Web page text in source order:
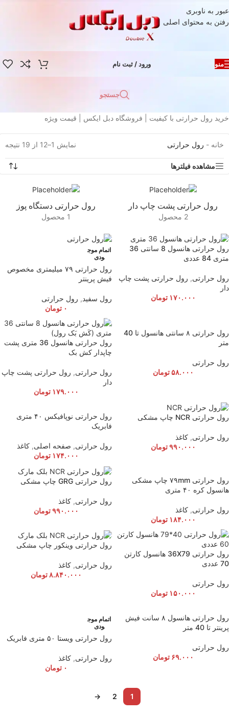
عبور به ناوبری
رفتن به محتوای اصلی
منو ورود / ثبت نام
جستجو
خرید رول حرارتی با کیفیت | فروشگاه دبل ایکس | قیمت ویژه
خانه - رول حرارتی نمایش 1–12 از 19 نتیجه
مشاهده فیلترها
رول حرارتی پشت چاپ دار
2 محصول
رول حرارتی دستگاه پوز
1 محصول
رول حرارتی هانسول 8 سانتی 36
متری 84 عددی
رول حرارتی, رول حرارتی پشت چاپ
دار
۱۷۰.۰۰۰ تومان
اتمام موج
ودی
رول حرارتی ۷۹ میلیمتری مخصوص
فیش پرینتر
رول سفید, رول حرارتی
۰ تومان
رول حرارتی ۸ سانتی هانسول تا 40
متر
رول حرارتی
۵۸.۰۰۰ تومان
رول حرارتی هانسول 36 متری پشت
چاپدار کش بک
رول حرارتی, رول حرارتی پشت چاپ
دار
۱۷۹.۰۰۰ تومان
رول حرارتی NCR چاپ مشکی
رول حرارتی, کاغذ
۹۹۰.۰۰۰ تومان
رول حرارتی نوپافیکس ۴۰ متری
فابریک
رول حرارتی, صفحه اصلی, کاغذ
۱۷۴.۰۰۰ تومان
رول حرارتی ۷۹mm چاپ مشکی
هانسول کره ۴۰ متری
رول حرارتی, کاغذ
۱۸۴.۰۰۰ تومان
رول حرارتی GRG چاپ مشکی
رول حرارتی, کاغذ
۹۹۰.۰۰۰ تومان
رول حرارتی 36X79 هانسول کارتن
70 عددی
رول حرارتی
۱۵۰.۰۰۰ تومان
رول حرارتی وینکور چاپ مشکی
رول حرارتی, کاغذ
۸.۸۴۰.۰۰۰ تومان
رول حرارتی هانسول ۸ سانت فیش
پرینتر تا 40 متر
رول حرارتی
۶۹.۰۰۰ تومان
اتمام موج
ودی
رول حرارتی ویستا ۵۰ متری فابریک
رول حرارتی, کاغذ
۰ تومان
1
2
→